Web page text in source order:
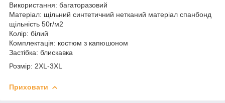
Використання: багаторазовий
Матеріал: щільний синтетичний нетканий матеріал спанбонд
щільність 50г/м2
Колір: білий
Комплектація: костюм з капюшоном
Застібка: блискавка
Розмір: 2XL-3XL
Приховати